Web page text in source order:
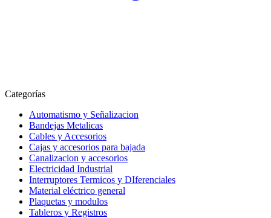
Categorías
Automatismo y Señalizacion
Bandejas Metalicas
Cables y Accesorios
Cajas y accesorios para bajada
Canalizacion y accesorios
Electricidad Industrial
Interruptores Termicos y DIferenciales
Material eléctrico general
Plaquetas y modulos
Tableros y Registros